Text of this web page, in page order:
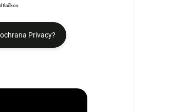
Privacy?